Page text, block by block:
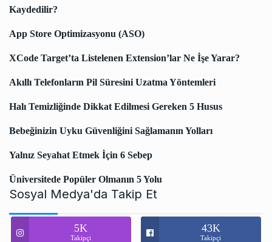
Kaydedilir?
App Store Optimizasyonu (ASO)
XCode Target’ta Listelenen Extension’lar Ne İşe Yarar?
Akıllı Telefonların Pil Süresini Uzatma Yöntemleri
Halı Temizliğinde Dikkat Edilmesi Gereken 5 Husus
Bebeğinizin Uyku Güvenliğini Sağlamanın Yolları
Yalnız Seyahat Etmek İçin 6 Sebep
Üniversitede Popüler Olmanın 5 Yolu
Sosyal Medya'da Takip Et
5K
Takipçi
43K
Takipçi